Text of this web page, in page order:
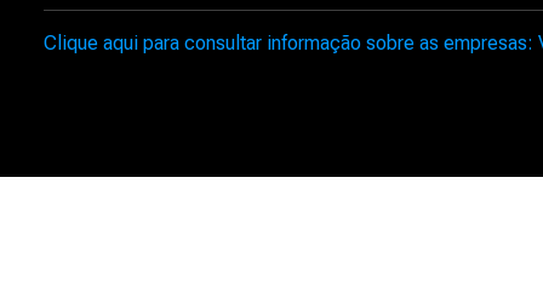
Clique aqui para consultar informação sobre as